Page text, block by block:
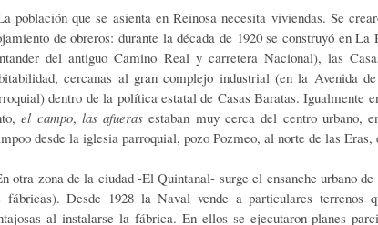
población que se asienta en Reinosa necesita viviendas. Se
de obreros: durante la década de 1920 se construyó en
del antiguo Camino Real y carretera Nacional), las
cercanas al gran complejo industrial (en la Avenida
dentro de la política estatal de Casas Baratas. Igualmente
el campo, las afueras estaban muy cerca del centro urbano,
desde la iglesia parroquial, pozo Pozmeo, al norte de las Eras,
otra zona de la ciudad -El Quintanal- surge el ensanche urbano
fábricas). Desde 1928 la Naval vende a particulares terrenos
al instalarse la fábrica. En ellos se ejecutaron planes